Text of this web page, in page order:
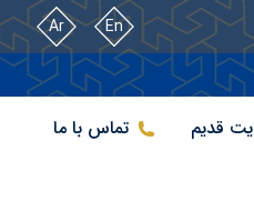
En
Ar
قدیم تماس با ما